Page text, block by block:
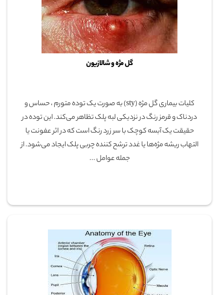
گل مژه و شالازیون
کلیات بیماری گل مژه (sty) به صورت یک توده متورم ، حساس و
دردناک و قرمز رنگ در نزدیکی لبه پلک تظاهر می‌کند. این توده در
حقیقت یک آبسه کوچک با سر زرد رنگ است که در اثر عفونت یا
التهاب ریشه مژه‌ها یا غدد ترشح کننده چربی پلک ایجاد می‌شود. از
جمله عوامل ...